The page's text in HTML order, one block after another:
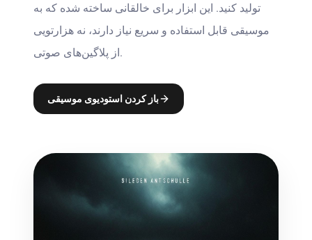
تولید کنید. این ابزار برای خالقانی ساخته شده که به
موسیقی قابل استفاده و سریع نیاز دارند، نه هزارتویی
از پلاگین‌های صوتی.
باز کردن استودیوی موسیقی